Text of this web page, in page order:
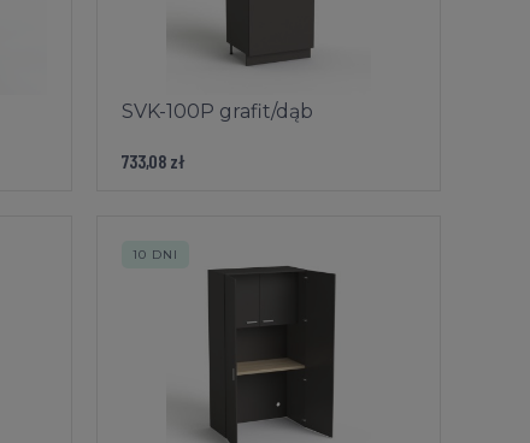
SVK-100P grafit/dąb
733,08 zł
10 DNI